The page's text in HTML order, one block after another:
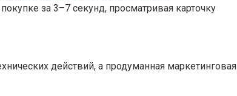
за 3–7 секунд, просматривая карточку
действий, а продуманная маркетинговая